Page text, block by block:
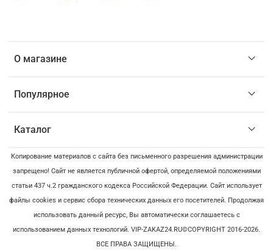
О магазине
Популярное
Каталог
Копирование материалов с сайта без письменного разрешения администрации
запрещено! Сайт не является публичной офертой, определяемой положениями
статьи 437 ч.2 гражданского кодекса Российской Федерации. Сайт использует
файлы cookies и сервис сбора технических данных его посетителей. Продолжая
использовать данный ресурс, Вы автоматически соглашаетесь с
использованием данных технологий. VIP-ZAKAZ24.RU©COPYRIGHT 2016-2026.
ВСЕ ПРАВА ЗАЩИЩЕНЫ.